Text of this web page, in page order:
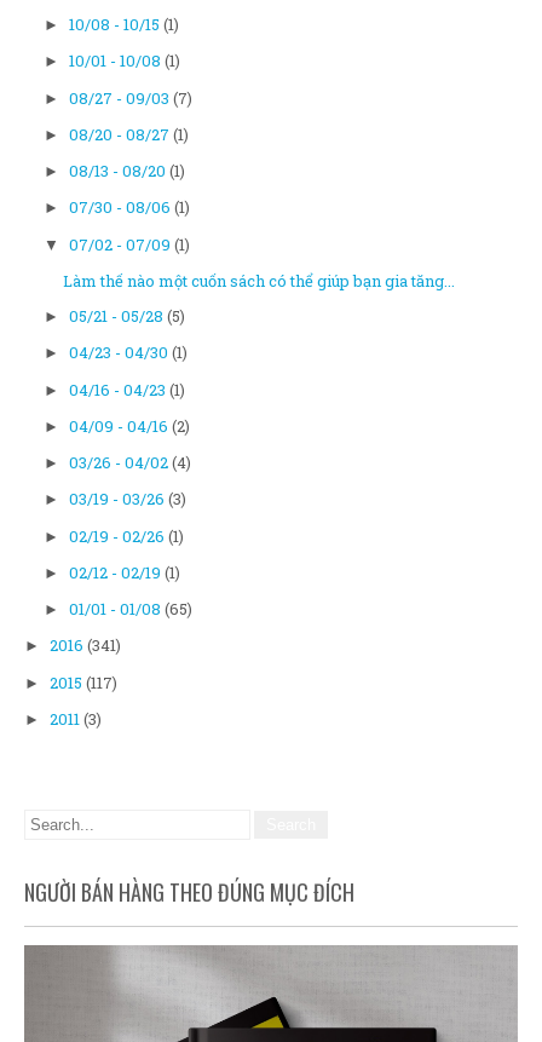
► 10/08 - 10/15 (1)
► 10/01 - 10/08 (1)
► 08/27 - 09/03 (7)
► 08/20 - 08/27 (1)
► 08/13 - 08/20 (1)
► 07/30 - 08/06 (1)
▼ 07/02 - 07/09 (1)
Làm thế nào một cuốn sách có thể giúp bạn gia tăng...
► 05/21 - 05/28 (5)
► 04/23 - 04/30 (1)
► 04/16 - 04/23 (1)
► 04/09 - 04/16 (2)
► 03/26 - 04/02(4)
► 03/19 - 03/26 (3)
► 02/19 - 02/26 (1)
► 02/12 - 02/19 (1)
► 01/01 - 01/08 (65)
► 2016 (341)
► 2015 (117)
► 2011(3)
NGƯỜI BÁN HÀNG THEO ĐÚNG MỤC ĐÍCH